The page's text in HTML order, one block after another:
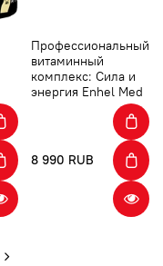
Профессиональный
витаминный
комплекс: Сила и
энергия Enhel Med
8 990 RUB